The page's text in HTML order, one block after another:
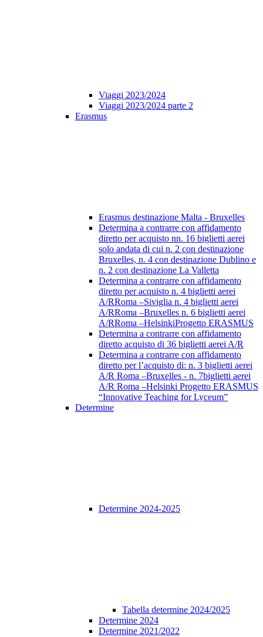
Viaggi 2023/2024
Viaggi 2023/2024 parte 2
Erasmus
Erasmus destinazione Malta - Bruxelles
Determina a contrarre con affidamento
diretto per acquisto nn. 16 biglietti aerei
solo andata di cui n. 2 con destinazione
Bruxelles, n. 4 con destinazione Dublino e
n. 2 con destinazione La Valletta
Determina a contrarre con affidamento
diretto per acquisto n. 4 biglietti aerei
A/RRoma –Siviglia n. 4 biglietti aerei
A/RRoma –Bruxelles n. 6 biglietti aerei
A/RRoma –HelsinkiProgetto ERASMUS
Determina a contrarre con affidamento
diretto acquisto di 36 biglietti aerei A/R
Determina a contrarre con affidamento
diretto per l’acquisto di: n. 3 biglietti aerei
A/R Roma –Bruxelles - n. 7biglietti aerei
A/R Roma –Helsinki Progetto ERASMUS
“Innovative Teaching for Lyceum”
Determine
Determine 2024-2025
Tabella determine 2024/2025
Determine 2024
Determine 2021/2022